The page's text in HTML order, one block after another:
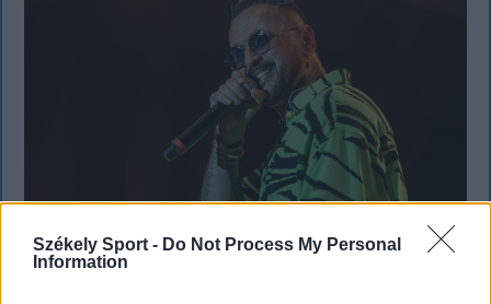
Székely Sport - Do Not Process My Personal
Information